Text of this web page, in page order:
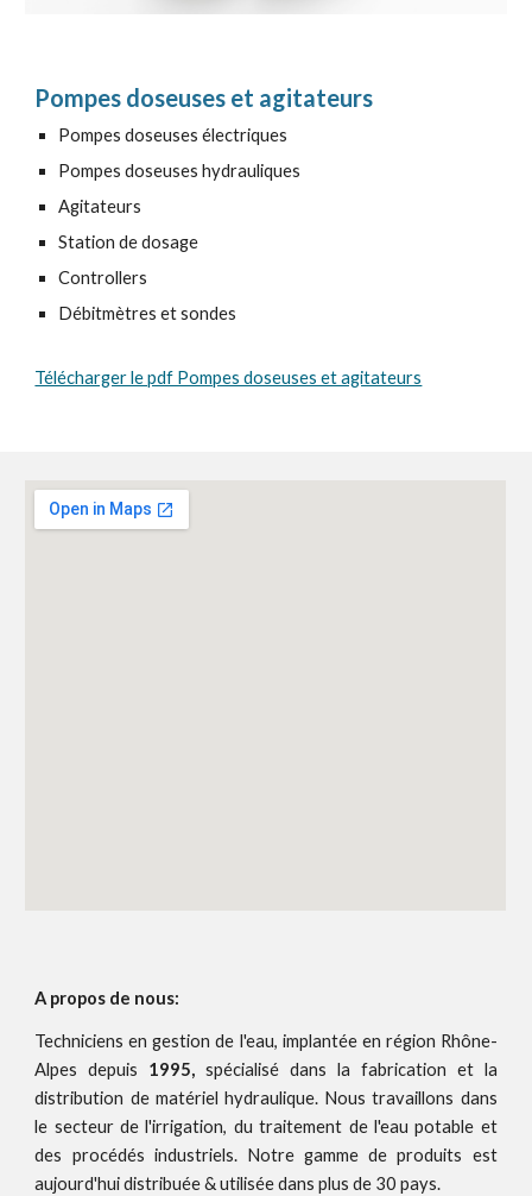
Pompes doseuses et agitateurs
Pompes doseuses électriques
Pompes doseuses hydrauliques
Agitateurs
Station de dosage
Controllers
Débitmètres et sondes
Télécharger le pdf Pompes doseuses et agitateurs
A propos de nous:
Techniciens en gestion de l'eau, implantée en région Rhône-
Alpes depuis 1995,spécialisé dans la fabrication et la
distribution de matériel hydraulique. Nous travaillons dans
le secteur de l'irrigation, du traitement de l'eau potable et
des procédés industriels. Notre gamme de produits est
aujourd'hui distribuée& utiliséedans plus de 30 pays.